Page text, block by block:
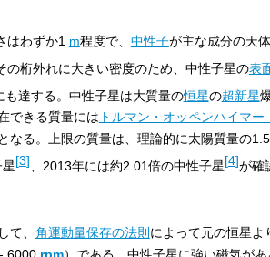
はわずか1 m程度で、 中性子が主な成分の天体
の桁外れに大きい密度のため、中性子星の表
達する。中性子星は大質量の恒星の超新星
できる質量には トルマン・オッペンハイマ
なる。上限の質量は、理論的に太陽質量の
[3]、2013年には約2.01倍の中性子星[4]が確
て、 角運動量保存の法則 によって元の恒星よ